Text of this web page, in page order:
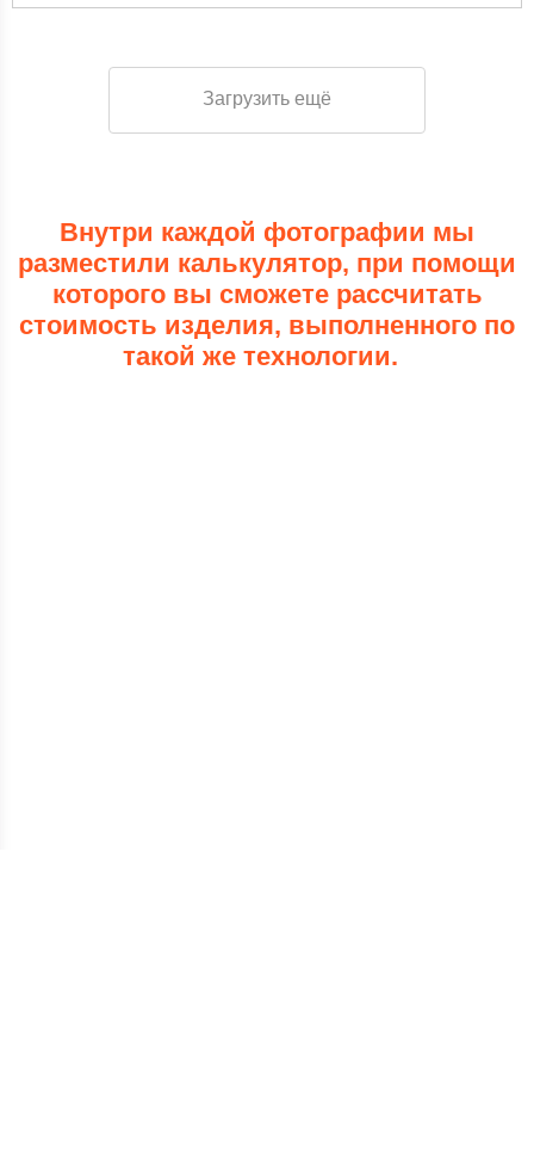
Загрузить ещё
Внутри каждой фотографии мы
разместили калькулятор, при помощи
которого вы сможете рассчитать
стоимость изделия, выполненного по
такой же технологии.